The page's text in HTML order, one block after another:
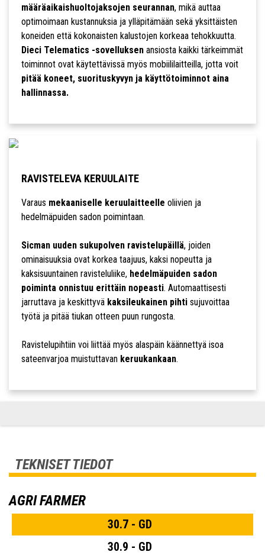
määräaikaishuoltojaksojen seurannan, mikä auttaa
optimoimaan kustannuksia ja ylläpitämään sekä yksittäisten
koneiden että kokonaisten kalustojen korkeaa tehokkuutta.
Dieci Telematics -sovelluksenansiosta kaikki tärkeimmät
toiminnot ovat käytettävissä myös mobiililaitteilla, jotta voit
pitää koneet, suorituskyvyn ja käyttötoiminnot aina
hallinnassa.
RAVISTELEVA KERUULAITE
Varaus mekaaniselle keruulaitteelle oliivien ja
hedelmäpuiden sadon poimintaan.
Sicman uuden sukupolven ravistelupäillä, joiden
ominaisuuksia ovat korkea taajuus, kaksi nopeutta ja
kaksisuuntainen ravisteluliike, hedelmäpuiden sadon
poiminta onnistuu erittäin nopeasti. Automaattisesti
jarruttava ja keskittyvä kaksileukainen pihtisujuvoittaa
työtä ja pitää tiukan otteen puun rungosta.
Ravistelupihtiin voi liittää myös alaspäin käännettyä isoa
sateenvarjoa muistuttavan keruukankaan.
TEKNISET TIEDOT
AGRI FARMER
30.7 - GD
30.9 - GD